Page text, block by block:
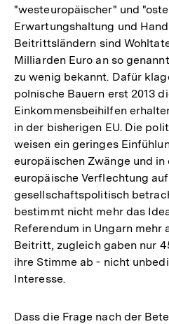
"westeuropäischer" und
Erwartungshaltung und
Beitrittsländern sind
Milliarden Euro an so
zu wenig bekannt. Dafür
polnische Bauern erst 2013
Einkommensbeihilfen
in der bisherigen EU. Die
weisen ein geringes
europäischen Zwänge und in
europäische Verflechtung
gesellschaftspolitisch
bestimmt nicht mehr das
Referendum in Ungarn mehr
Beitritt, zugleich gaben nur
ihre Stimme ab - nicht
Interesse.
Dass die Frage nach der